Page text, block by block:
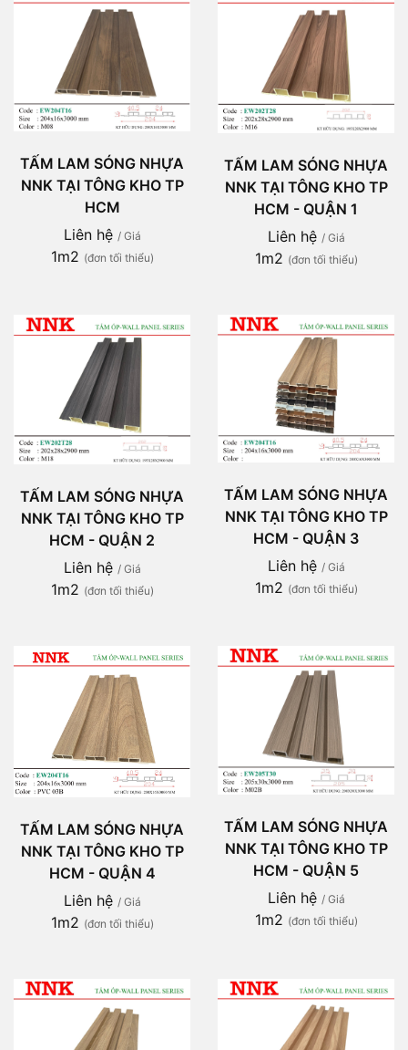
TẤM LAM SÓNG NHỰA
NNK TẠI TÔNG KHO TP
HCM
Liên hệ / Giá
1m2 (đơn tối thiểu)
TẤM LAM SÓNG NHỰA
NNK TẠI TÔNG KHO TP
HCM - QUẬN 1
Liên hệ / Giá
1m2 (đơn tối thiểu)
TẤM LAM SÓNG NHỰA
NNK TẠI TÔNG KHO TP
HCM - QUẬN 2
Liên hệ / Giá
1m2 (đơn tối thiểu)
TẤM LAM SÓNG NHỰA
NNK TẠI TÔNG KHO TP
HCM - QUẬN 3
Liên hệ / Giá
1m2 (đơn tối thiểu)
TẤM LAM SÓNG NHỰA
NNK TẠI TÔNG KHO TP
HCM - QUẬN 4
Liên hệ / Giá
1m2 (đơn tối thiểu)
TẤM LAM SÓNG NHỰA
NNK TẠI TÔNG KHO TP
HCM - QUẬN 5
Liên hệ / Giá
1m2 (đơn tối thiểu)